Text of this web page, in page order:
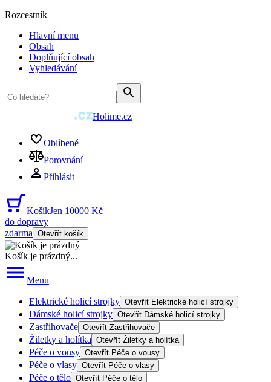
Rozcestník
Hlavní menu
Obsah
Doplňující obsah
Vyhledávání
Holime.cz
Oblíbené
Porovnání
Přihlásit
KošíkJen 10000 Kč
do dopravy
zdarma Otevřít košík
Košík je prázdný...
Menu
Elektrické holicí strojky Otevřít Elektrické holicí strojky
Dámské holicí strojky Otevřít Dámské holicí strojky
Zastřihovače Otevřít Zastřihovače
Žiletky a holítka Otevřít Žiletky a holítka
Péče o vousy Otevřít Péče o vousy
Péče o vlasy Otevřít Péče o vlasy
Péče o tělo Otevřít Péče o tělo